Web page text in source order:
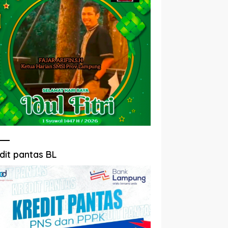
pantas BL